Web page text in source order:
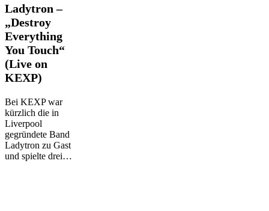
Ladytron
„Destroy
Everything
You
Touch“
(Live
on
Ladytron –
„Destroy
Everything
You Touch“
(Live on
KEXP)
Bei KEXP war
kürzlich die in
Liverpool
gegründete Band
Ladytron zu Gast
und spielte drei…